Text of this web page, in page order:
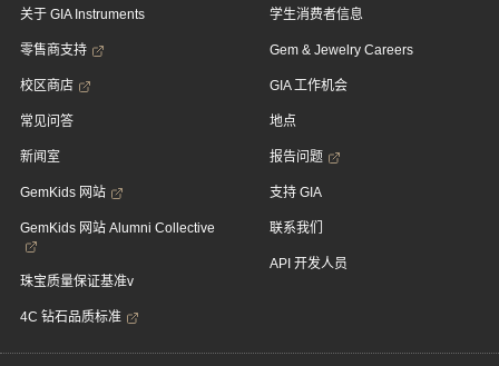
关于 GIA Instruments
零售商支持
校区商店
常见问答
新闻室
GemKids 网站
GemKids 网站 Alumni Collective
珠宝质量保证基准v
4C 钻石品质标准
学生消费者信息
Gem & Jewelry Careers
GIA 工作机会
地点
报告问题
支持 GIA
联系我们
API 开发人员